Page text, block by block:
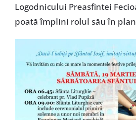
Logodnicului Preasfintei
poată împlini rolul său în